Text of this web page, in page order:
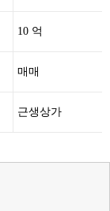
10 억
매매
근생상가